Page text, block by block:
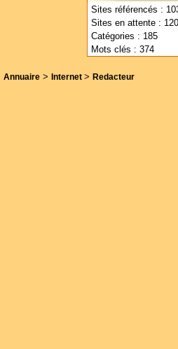
Sites référencés :
Sites en attente :
Catégories : 185
Mots clés : 374
Annuaire > Internet > Redacteur